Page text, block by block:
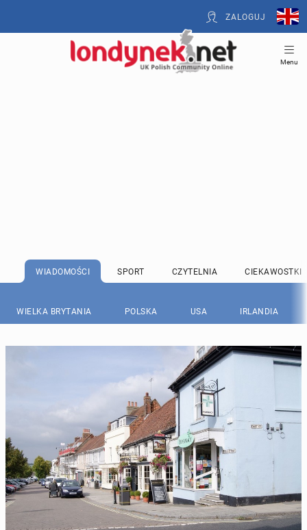
ZALOGUJ
Menu
WIADOMOŚCI SPORT CZYTELNIA CIEKAWOSTKI
WIELKA BRYTANIA POLSKA USA IRLANDIA